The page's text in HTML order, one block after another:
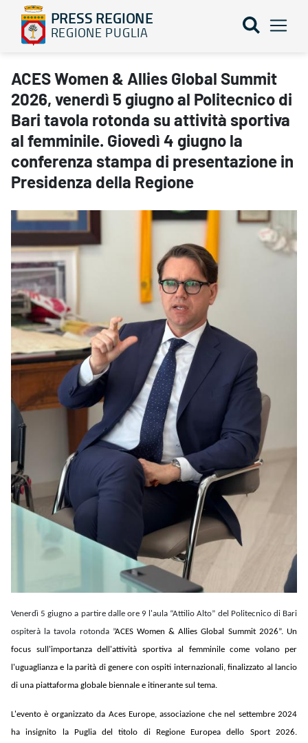
PRESS REGIONE
REGIONE PUGLIA
ACES Women & Allies Global Summit 2026, venerdì 5 giugno al
ACES Women & Allies Global Summit
2026, venerdì 5 giugno al Politecnico di
Bari tavola rotonda su attività sportiva
al femminile. Giovedì 4 giugno la
conferenza stampa di presentazione in
Presidenza della Regione
Venerdì 5 giugno a partire dalle ore 9 l'aula “Attilio Alto” del Politecnico di Bari
ospiterà la tavola rotonda ”ACES Women & Allies Global Summit 2026”. Un
focus sull'importanza dell'attività sportiva
al femminile come volano per
l'uguaglianza e la parità di genere con ospiti internazionali, finalizzato al lancio
di una piattaforma globale biennale e itinerante sul tema.
L'evento è organizzato da Aces Europe, associazione che nel settembre 2024
ha insignito la Puglia del titolo di Regione Europea dello Sport 2026.